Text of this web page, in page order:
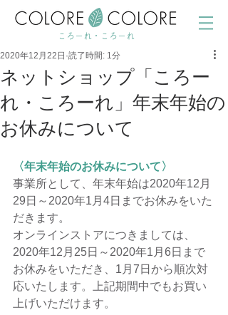
ころーれ・ころーれ
ネットショップ「ころー
れ・ころーれ」年末年始の
お休みについて
2020年12月22日 読了時間: 1分
〈年末年始のお休みについて〉
事業所として、年末年始は2020年12月
29日～2020年1月4日までお休みをいた
だきます。
オンラインストアにつきましては、
2020年12月25日～2020年1月6日まで
お休みをいただき、1月7日から順次対
応いたします。上記期間中でもお買い
上げいただけます。